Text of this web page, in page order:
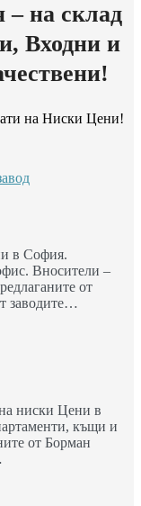
на склад
Входни и
на Ниски Цени!
в София.
Вносители –
от
заводите…
ниски Цени в
къщи и
от Борман